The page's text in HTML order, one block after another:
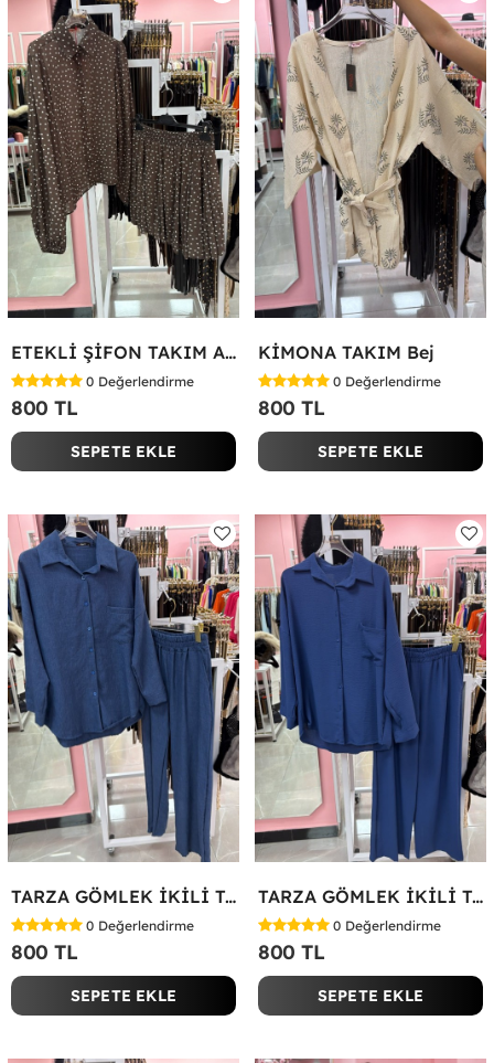
ETEKLİ ŞİFON TAKIM Acı Kahve
0 Değerlendirme
800 TL
SEPETE EKLE
KİMONA TAKIM Bej
0 Değerlendirme
800 TL
SEPETE EKLE
TARZA GÖMLEK İKİLİ TAKIM KOT KUMAŞ Mavi
0 Değerlendirme
800 TL
SEPETE EKLE
TARZA GÖMLEK İKİLİ TAKIM Lacivert
0 Değerlendirme
800 TL
SEPETE EKLE